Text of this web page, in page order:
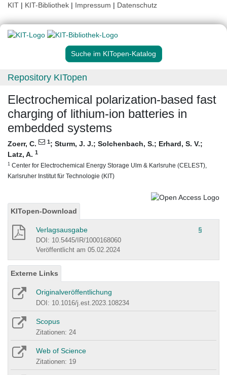
KIT | KIT-Bibliothek | Impressum | Datenschutz
Suche im KITopen-Katalog
Repository KITopen
Electrochemical polarization-based fast
charging of lithium-ion batteries in
embedded systems
Zoerr, C. 1; Sturm, J. J.; Solchenbach, S.; Erhard, S. V.;
Latz, A. 1
1 Center for Electrochemical Energy Storage Ulm & Karlsruhe (CELEST),
Karlsruher Institut für Technologie (KIT)
KITopen-Download
Verlagsausgabe §
DOI: 10.5445/IR/1000168060
Veröffentlicht am 05.02.2024
Externe Links
Originalveröffentlichung
DOI: 10.1016/j.est.2023.108234
Scopus
Zitationen: 24
Web of Science
Zitationen: 19